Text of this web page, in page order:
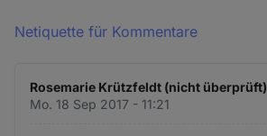
Netiquette für Kommentare
Rosemarie Krützfeldt (nicht überprüft)
Mo. 18 Sep 2017 - 11:21